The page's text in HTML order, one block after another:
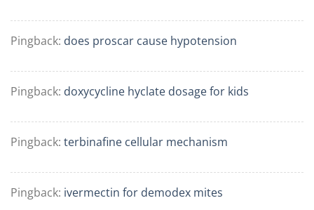
Pingback: does proscar cause hypotension
Pingback: doxycycline hyclate dosage for kids
Pingback: terbinafine cellular mechanism
Pingback: ivermectin for demodex mites